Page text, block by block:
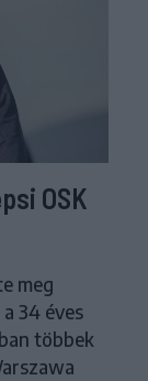
OSK
meg
34 éves
többek